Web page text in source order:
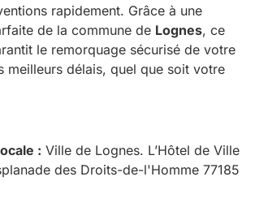
rapidement. Grâce à une
de la commune de Lognes, ce
le remorquage sécurisé de votre
meilleurs délais, quel que soit votre
: Ville de Lognes. L’Hôtel de Ville
des Droits-de-l'Homme 77185